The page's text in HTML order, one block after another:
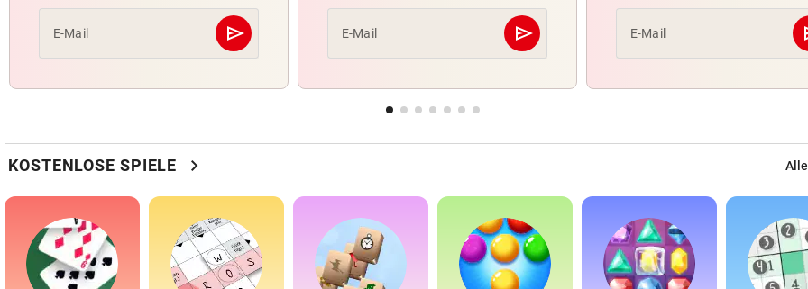
E-Mail send
Abschicken E-Mail send
Abschicken E-Mail
KOSTENLOSE SPIELE chevron_right